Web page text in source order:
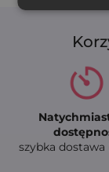
szybka dostawa